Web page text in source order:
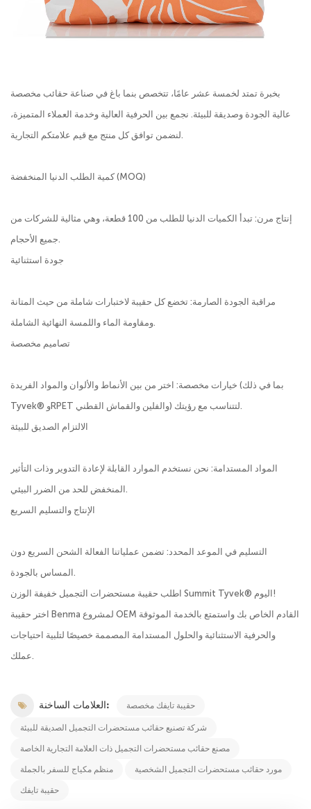
بخبرة تمتد لخمسة عشر عامًا، تتخصص بنما باغ في صناعة حقائب مخصصة
عالية الجودة وصديقة للبيئة. نجمع بين الحرفية العالية وخدمة العملاء المتميزة،
كمية الطلب الدنيا المنخفضة (MOQ)
إنتاج مرن: تبدأ الكميات الدنيا للطلب من 100 قطعة، وهي مثالية للشركات من
جودة استثنائية
مراقبة الجودة الصارمة: تخضع كل حقيبة لاختبارات شاملة من حيث المتانة
تصاميم مخصصة
خيارات مخصصة: اختر من بين الأنماط والألوان والمواد الفريدة (بما في ذلك
الالتزام الصديق للبيئة
المواد المستدامة: نحن نستخدم الموارد القابلة لإعادة التدوير وذات التأثير
الإنتاج والتسليم السريع
التسليم في الموعد المحدد: تضمن عملياتنا الفعالة الشحن السريع دون
اطلب حقيبة مستحضرات التجميل خفيفة الوزن Summit Tyvek® اليوم!
اختر حقيبة Benma لمشروع OEM القادم الخاص بك واستمتع بالخدمة الموثوقة
والحرفية الاستثنائية والحلول المستدامة المصممة خصيصًا لتلبية احتياجات
العلامات الساخنة: حقيبة تايفك مخصصة
شركة تصنيع حقائب مستحضرات التجميل الصديقة للبيئة
مصنع حقائب مستحضرات التجميل ذات العلامة التجارية الخاصة
منظم مكياج للسفر بالجملة مورد حقائب مستحضرات التجميل الشخصية
حقيبة تايفك